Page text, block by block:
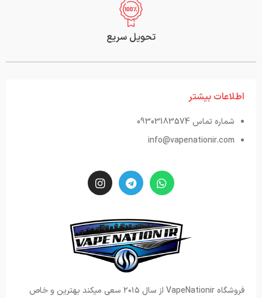
تحویل سریع
اطلاعات بیشتر
شماره تماس 09303183574
info@vapenationir.com
فروشگاه VapeNationir از سال ۲۰۱۵ سعی میکند بهترین و خاص